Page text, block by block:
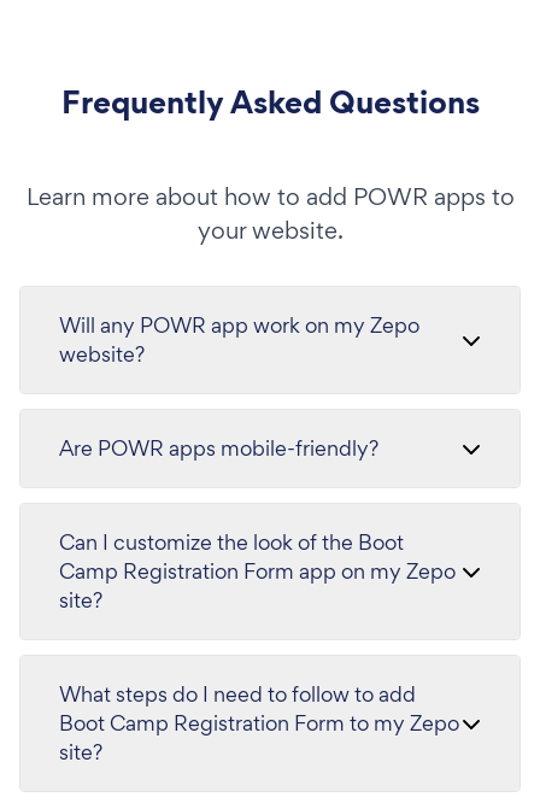
Frequently Asked Questions
Learn more about how to add POWR apps to
your website.
Will any POWR app work on my Zepo
website?
Are POWR apps mobile-friendly?
Can I customize the look of the Boot
Camp Registration Form app on my Zepo
site?
What steps do I need to follow to add
Boot Camp Registration Form to my Zepo
site?